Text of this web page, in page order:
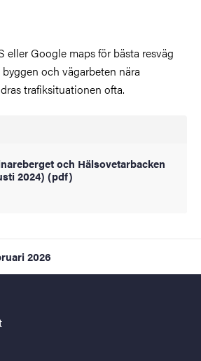
eller Google maps för bästa resväg
och vägarbeten nära
trafiksituationen ofta.
och Hälsovetarbacken
2024) (pdf)
2026